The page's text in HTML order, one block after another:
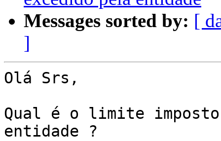
Messages sorted by: [
]
Olá Srs,
Qual é o limite
entidade ?